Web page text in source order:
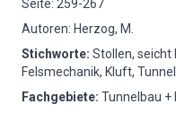
Seite: 259-267
Autoren: Herzog, M.
Stichworte: Stollen, seicht
Felsmechanik, Kluft,
Fachgebiete: Tunnelbau